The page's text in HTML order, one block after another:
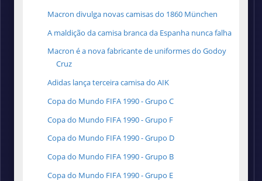
Macron divulga novas camisas do 1860 München
A maldição da camisa branca da Espanha nunca falha
Macron é a nova fabricante de uniformes do Godoy
Cruz
Adidas lança terceira camisa do AIK
Copa do Mundo FIFA 1990 - Grupo C
Copa do Mundo FIFA 1990 - Grupo F
Copa do Mundo FIFA 1990 - Grupo D
Copa do Mundo FIFA 1990 - Grupo B
Copa do Mundo FIFA 1990 - Grupo E